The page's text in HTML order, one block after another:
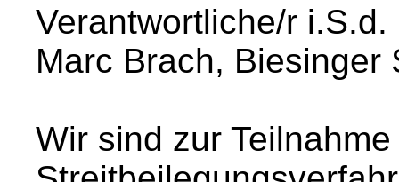
Verantwortliche/r
Marc Brach, Biesinger
Wir sind zur